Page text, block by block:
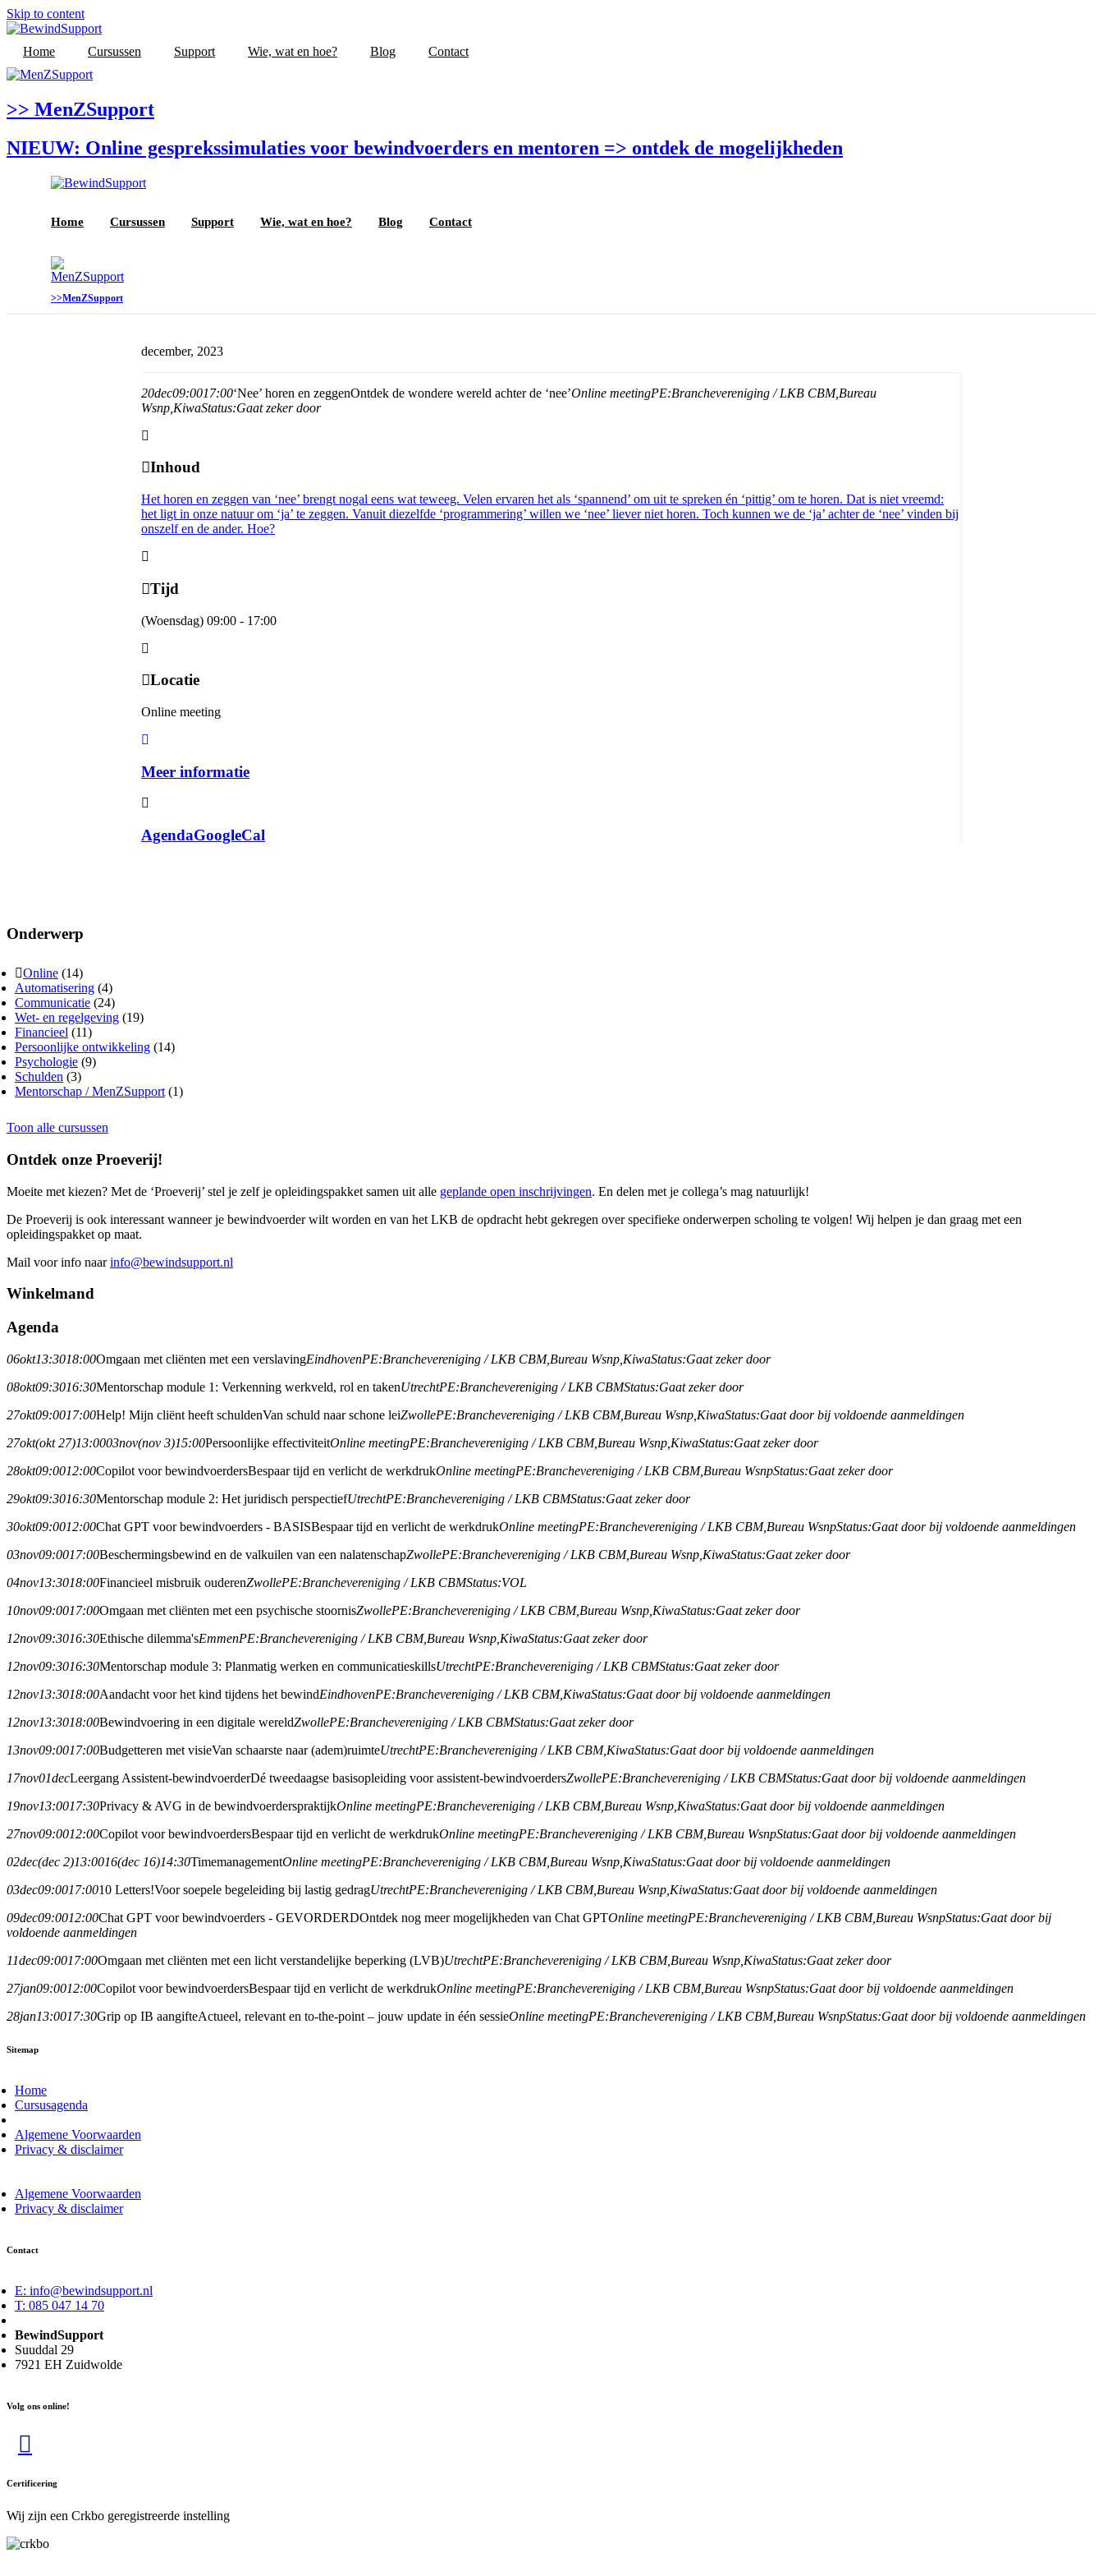
Skip to content
Home Cursussen Support Wie, wat en hoe? Blog Contact
>> MenZSupport
NIEUW: Online gesprekssimulaties voor bewindvoerders en mentoren => ontdek de mogelijkheden
Home Cursussen Support Wie, wat en hoe? Blog Contact
>>MenZSupport
december, 2023
20dec09:0017:00‘Nee’ horen en zeggenOntdek de wondere wereld achter de ‘nee’Online meetingPE:Branchevereniging / LKB CBM, Bureau
Wsnp, KiwaStatus:Gaat zeker door
Inhoud
Het horen en zeggen van ‘nee’ brengt nogal eens wat teweeg. Velen ervaren het als ‘spannend’ om uit te spreken én ‘pittig’ om te horen. Dat is niet vreemd:
het ligt in onze natuur om ‘ja’ te zeggen. Vanuit diezelfde ‘programmering’ willen we ‘nee’ liever niet horen. Toch kunnen we de ‘ja’ achter de ‘nee’ vinden bij
onszelf en de ander. Hoe?
Tijd
(Woensdag) 09:00 - 17:00
Locatie
Online meeting
Meer informatie
AgendaGoogleCal
Onderwerp
Online (14)
Automatisering (4)
Communicatie (24)
Wet- en regelgeving (19)
Financieel (11)
Persoonlijke ontwikkeling (14)
Psychologie (9)
Schulden (3)
Mentorschap / MenZSupport (1)
Toon alle cursussen
Ontdek onze Proeverij!
Moeite met kiezen? Met de ‘Proeverij’ stel je zelf je opleidingspakket samen uit alle geplande open inschrijvingen. En delen met je collega’s mag natuurlijk!
De Proeverij is ook interessant wanneer je bewindvoerder wilt worden en van het LKB de opdracht hebt gekregen over specifieke onderwerpen scholing te volgen! Wij helpen je dan graag met een
opleidingspakket op maat.
Mail voor info naarinfo@bewindsupport.nl
Winkelmand
Agenda
06okt13:3018:00Omgaan met cliënten met een verslavingEindhovenPE:Branchevereniging / LKB CBM, Bureau Wsnp, KiwaStatus:Gaat zeker door
08okt09:3016:30Mentorschap module 1: Verkenning werkveld, rol en takenUtrechtPE:Branchevereniging / LKB CBMStatus:Gaat zeker door
27okt09:0017:00Help! Mijn cliënt heeft schuldenVan schuld naar schone leiZwollePE:Branchevereniging / LKB CBM, Bureau Wsnp, KiwaStatus:Gaat door bij voldoende aanmeldingen
27okt(okt 27)13:0003nov(nov 3)15:00Persoonlijke effectiviteitOnline meetingPE:Branchevereniging / LKB CBM, Bureau Wsnp, KiwaStatus:Gaat zeker door
28okt09:0012:00Copilot voor bewindvoerdersBespaar tijd en verlicht de werkdrukOnline meetingPE:Branchevereniging / LKB CBM, Bureau WsnpStatus:Gaat zeker door
29okt09:3016:30Mentorschap module 2: Het juridisch perspectiefUtrechtPE:Branchevereniging / LKB CBMStatus:Gaat zeker door
30okt09:0012:00Chat GPT voor bewindvoerders - BASISBespaar tijd en verlicht de werkdrukOnline meetingPE:Branchevereniging / LKB CBM, Bureau WsnpStatus:Gaat door bij voldoende aanmeldingen
03nov09:0017:00Beschermingsbewind en de valkuilen van een nalatenschapZwollePE:Branchevereniging / LKB CBM, Bureau Wsnp, KiwaStatus:Gaat zeker door
04nov13:3018:00Financieel misbruik ouderenZwollePE:Branchevereniging / LKB CBMStatus:VOL
10nov09:0017:00Omgaan met cliënten met een psychische stoornisZwollePE:Branchevereniging / LKB CBM, Bureau Wsnp, KiwaStatus:Gaat zeker door
12nov09:3016:30Ethische dilemma'sEmmenPE:Branchevereniging / LKB CBM, Bureau Wsnp, KiwaStatus:Gaat zeker door
12nov09:3016:30Mentorschap module 3: Planmatig werken en communicatieskillsUtrechtPE:Branchevereniging / LKB CBMStatus:Gaat zeker door
12nov13:3018:00Aandacht voor het kind tijdens het bewindEindhovenPE:Branchevereniging / LKB CBM, KiwaStatus:Gaat door bij voldoende aanmeldingen
12nov13:3018:00Bewindvoering in een digitale wereldZwollePE:Branchevereniging / LKB CBMStatus:Gaat zeker door
13nov09:0017:00Budgetteren met visieVan schaarste naar (adem)ruimteUtrechtPE:Branchevereniging / LKB CBM, KiwaStatus:Gaat door bij voldoende aanmeldingen
17nov01decLeergang Assistent-bewindvoerderDé tweedaagse basisopleiding voor assistent-bewindvoerdersZwollePE:Branchevereniging / LKB CBMStatus:Gaat door bij voldoende aanmeldingen
19nov13:0017:30Privacy & AVG in de bewindvoerderspraktijkOnline meetingPE:Branchevereniging / LKB CBM, Bureau Wsnp, KiwaStatus:Gaat door bij voldoende aanmeldingen
27nov09:0012:00Copilot voor bewindvoerdersBespaar tijd en verlicht de werkdrukOnline meetingPE:Branchevereniging / LKB CBM, Bureau WsnpStatus:Gaat door bij voldoende aanmeldingen
02dec(dec 2)13:0016(dec 16)14:30TimemanagementOnline meetingPE:Branchevereniging / LKB CBM, Bureau Wsnp, KiwaStatus:Gaat door bij voldoende aanmeldingen
03dec09:0017:0010 Letters!Voor soepele begeleiding bij lastig gedragUtrechtPE:Branchevereniging / LKB CBM, Bureau Wsnp, KiwaStatus:Gaat door bij voldoende aanmeldingen
09dec09:0012:00Chat GPT voor bewindvoerders - GEVORDERDOntdek nog meer mogelijkheden van Chat GPTOnline meetingPE:Branchevereniging / LKB CBM, Bureau WsnpStatus:Gaat door bij
voldoende aanmeldingen
11dec09:0017:00Omgaan met cliënten met een licht verstandelijke beperking (LVB)UtrechtPE:Branchevereniging / LKB CBM, Bureau Wsnp, KiwaStatus:Gaat zeker door
27jan09:0012:00Copilot voor bewindvoerdersBespaar tijd en verlicht de werkdrukOnline meetingPE:Branchevereniging / LKB CBM, Bureau WsnpStatus:Gaat door bij voldoende aanmeldingen
28jan13:0017:30Grip op IB aangifteActueel, relevant en to-the-point – jouw update in één sessieOnline meetingPE:Branchevereniging / LKB CBM, Bureau WsnpStatus:Gaat door bij voldoende aanmeldingen
Sitemap
Home
Cursusagenda
Algemene Voorwaarden
Privacy & disclaimer
Algemene Voorwaarden
Privacy & disclaimer
Contact
E: info@bewindsupport.nl
T: 085 047 14 70
BewindSupport
Suuddal 29
7921 EH Zuidwolde
Volg ons online!
Linkedin
Certificering
Wij zijn een Crkbo geregistreerde instelling